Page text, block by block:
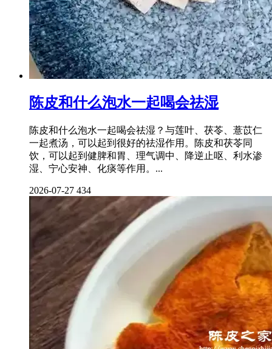
陈皮和什么泡水一起喝会祛湿
陈皮和什么泡水一起喝会祛湿？与莲叶、茯苓、薏苡仁
一起煮汤，可以起到很好的祛湿作用。陈皮和茯苓同
饮，可以起到健脾和胃、理气调中、降逆止呕、利水渗
湿、宁心安神、化痰等作用。...
2026-07-27 434